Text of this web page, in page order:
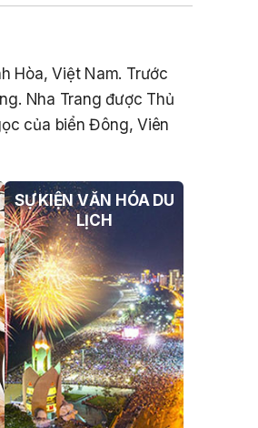
THỦY NỘI ĐỊA HÒN MUN
THỦY NỘI ĐỊA PHÚ QUÝ
939/QĐ-VNT Về Việc
Hiện Dự Toán Thu –
6 Tháng Đầu Năm 2026
938/QĐ-VNT Về Việc
Lục Ban Hành Kèm
Định Số 479/QĐ-VNT
2026
903/QĐ-VNT Vê Việc
Hiện Dự Toán Thu –
Quý 2 Năm 2026
Hòa, Việt Nam. Trước
Nha Trang được Thủ
của biển Đông, Viên
SỰ KIỆN VĂN HÓA DU
LỊCH